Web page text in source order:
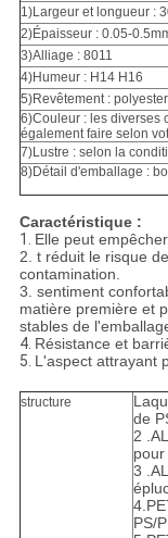
1)Largeur et longueur :
2)Épaisseur : 0.05-
3)Alliage : 8011
4)Humeur : H14 H16
5)Revêtement : polyester
6)Couleur : les diverses
également faire selon
7)Lustre : selon la
8)Détail d'emballage :
Caractéristique :
1. Elle peut
2. t réduit le risque
contamination.
3. sentiment
matière première et
stables de
4. Résistance et
5. L'aspect attrayant
structure
de
2
pour
3
PS/